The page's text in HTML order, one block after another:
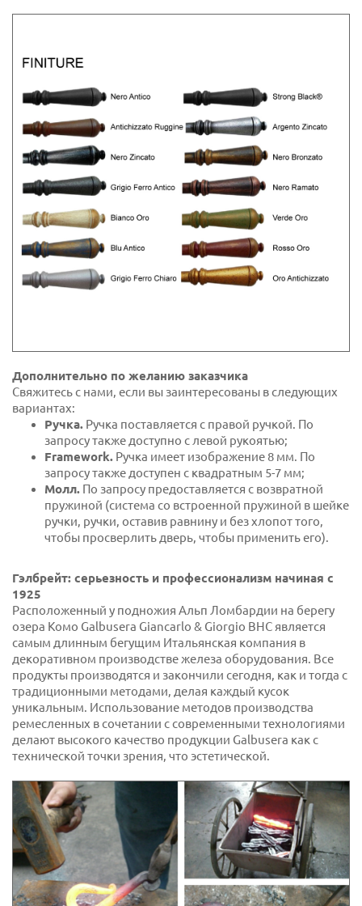
Дополнительно по желанию заказчика
Свяжитесь с нами, если вы заинтересованы в следующих
вариантах:
Ручка. Ручка поставляется с правой ручкой. По
запросу также доступно с левой рукоятью;
Framework. Ручка имеет изображение 8 мм. По
запросу также доступен с квадратным 5-7 мм;
Молл. По запросу предоставляется с возвратной
пружиной (система со встроенной пружиной в шейке
ручки, ручки, оставив равнину и без хлопот того,
чтобы просверлить дверь, чтобы применить его).
Гэлбрейт: серьезность и профессионализм начиная с
1925
Расположенный у подножия Альп Ломбардии на берегу
озера Комо Galbusera Giancarlo & Giorgio ВНС является
самым длинным бегущим Итальянская компания в
декоративном производстве железа оборудования. Все
продукты производятся и закончили сегодня, как и тогда с
традиционными методами, делая каждый кусок
уникальным. Использование методов производства
ремесленных в сочетании с современными технологиями
делают высокого качество продукции Galbusera как с
технической точки зрения, что эстетической.